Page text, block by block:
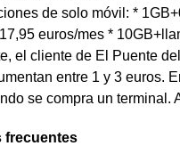
de solo móvil: *
euros/mes *
el cliente de El Puente
entre 1 y 3 euros.
se compra un terminal.
frecuentes